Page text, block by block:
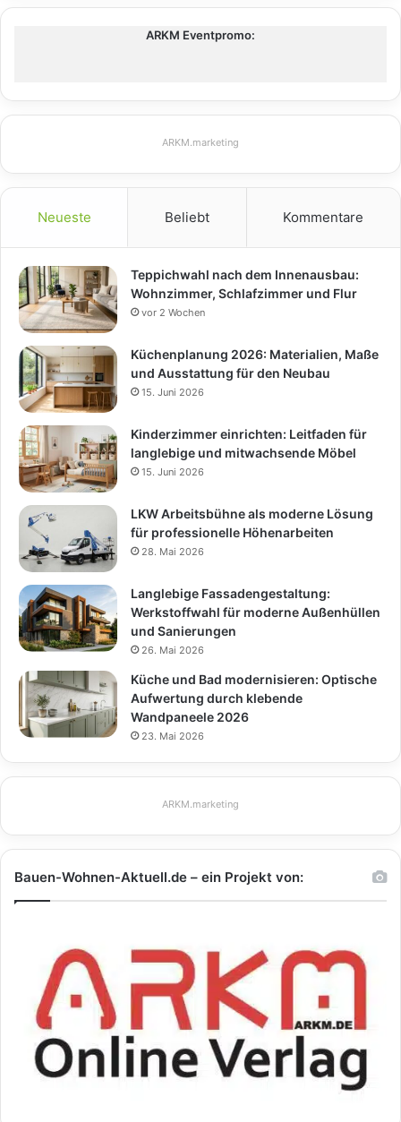
ARKM Eventpromo:
ARKM.marketing
Neueste Beliebt Kommentare
Teppichwahl nach dem Innenausbau:
Wohnzimmer, Schlafzimmer und Flur
vor 2 Wochen
Küchenplanung 2026: Materialien, Maße
und Ausstattung für den Neubau
15. Juni 2026
Kinderzimmer einrichten: Leitfaden für
langlebige und mitwachsende Möbel
15. Juni 2026
LKW Arbeitsbühne als moderne Lösung
für professionelle Höhenarbeiten
28. Mai 2026
Langlebige Fassadengestaltung:
Werkstoffwahl für moderne Außenhüllen
und Sanierungen
26. Mai 2026
Küche und Bad modernisieren: Optische
Aufwertung durch klebende
Wandpaneele 2026
23. Mai 2026
ARKM.marketing
Bauen-Wohnen-Aktuell.de – ein Projekt von: